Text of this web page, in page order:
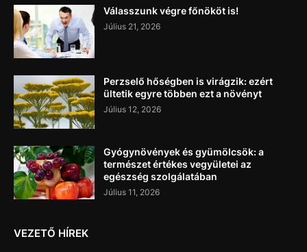
Válasszunk végre főnököt is!
Július 21, 2026
Perzselő hőségben is virágzik: ezért
ültetik egyre többen ezt a növényt
Július 12, 2026
Gyógynövények és gyümölcsök: a
természet értékes vegyületei az
egészség szolgálatában
Július 11, 2026
VEZETŐ HÍREK